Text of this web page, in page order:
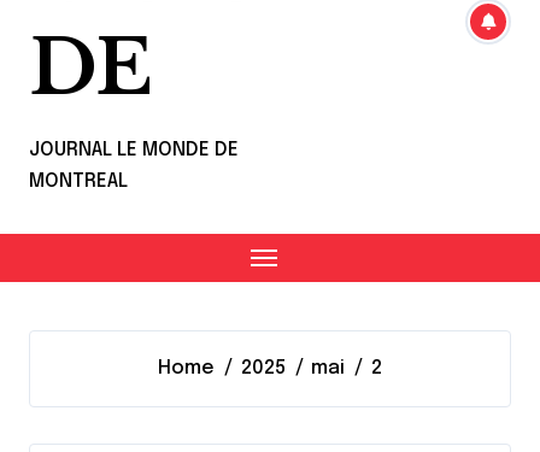
DE
JOURNAL LE MONDE DE
MONTREAL
Home 2025 mai 2